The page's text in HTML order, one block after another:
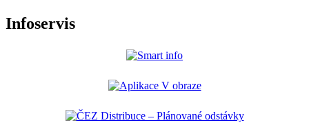
Infoservis